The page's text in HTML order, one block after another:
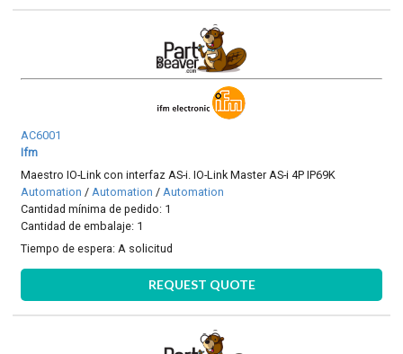
AC6001
Ifm
Maestro IO-Link con interfaz AS-i. IO-Link Master AS-i 4P IP69K
Automation /Automation /Automation
Cantidad mínima de pedido: 1
Cantidad de embalaje: 1
Tiempo de espera:A solicitud
REQUEST QUOTE